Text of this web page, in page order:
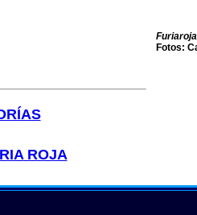
ROJA
Fotos: